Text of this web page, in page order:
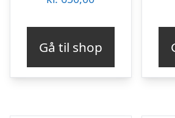
Gå til shop